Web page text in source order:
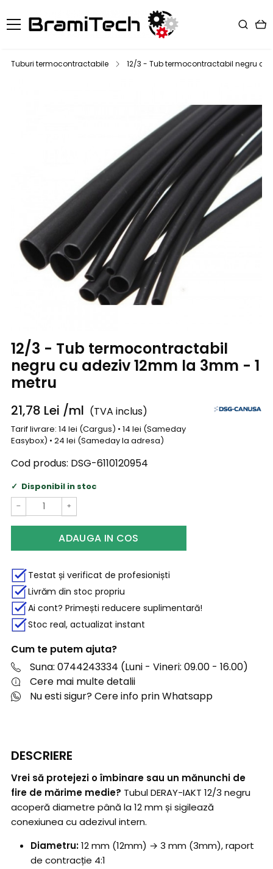
Tuburi termocontractabile 12/3 - Tub termocontractabil negru cu
12/3 - Tub termocontractabil
negru cu adeziv 12mm la 3mm - 1
metru
21,78 Lei /ml (TVA inclus)
Tarif livrare: 14 lei (Cargus) • 14 lei (Sameday
Easybox) • 24 lei (Sameday la adresa)
Cod produs: DSG-6110120954
Disponibil in stoc
− +
ADAUGA IN COS
Testat și verificat de profesioniști
Livrăm din stoc propriu
Ai cont? Primești reducere suplimentară!
Stoc real, actualizat instant
Cum te putem ajuta?
Suna: 0744243334 (Luni - Vineri: 09.00 - 16.00)
Cere mai multe detalii
Nu esti sigur? Cere info prin Whatsapp
DESCRIERE
Vrei să protejezi o îmbinare sau un mănunchi de
fire de mărime medie? Tubul DERAY-IAKT 12/3 negru
acoperă diametre până la 12 mm și sigilează
conexiunea cu adezivul intern.
Diametru:12 mm (12mm) → 3 mm (3mm), raport
de contracție 4:1